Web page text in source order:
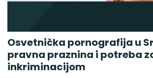
Osvetnička pornografija u
pravna praznina i potreba
inkriminacijom